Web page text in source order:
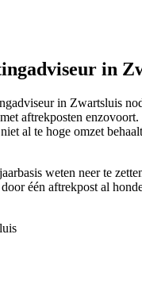
in
in Zwartsluis
aftrekposten
al te hoge omzet
weten neer te
één aftrekpost al